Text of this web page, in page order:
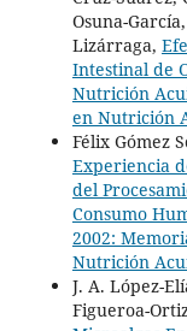
Osuna-
Lizárraga,
Intestinal de
Nutrición
en Nutrición
Félix Gómez
Experiencia
del
Consumo
2002:
Nutrición
J. A. López-
Figueroa-